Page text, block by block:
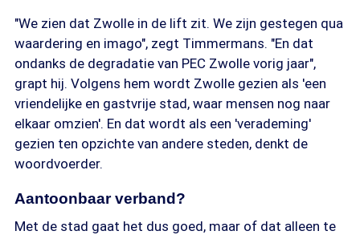
"We zien dat Zwolle in de lift zit. We zijn gestegen qua
waardering en imago", zegt Timmermans. "En dat
ondanks de degradatie van PEC Zwolle vorig jaar",
grapt hij. Volgens hem wordt Zwolle gezien als 'een
vriendelijke en gastvrije stad, waar mensen nog naar
elkaar omzien'. En dat wordt als een 'verademing'
gezien ten opzichte van andere steden, denkt de
woordvoerder.
Aantoonbaar verband?
Met de stad gaat het dus goed, maar of dat alleen te